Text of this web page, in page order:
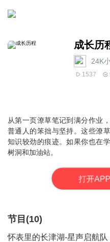
成长历
24K
1537
从第一页潦草笔记到满分作业
普通人的笨拙与坚持。这些潦
知识较劲的痕迹。如果你也在
树洞和加油站。
打开AP
节目(10)
怀表里的长津湖-星声启航队